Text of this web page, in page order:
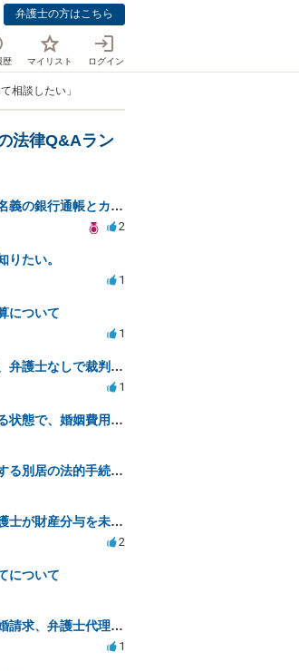
弁護士の方はこちら
歴 マイリスト ログイン
相談したい」
法律Q&Aラン
離婚後の元配偶者名義の銀行通帳とカードの処分方法について
2
りたい。
1
について
1
離婚調停不成立後、弁護士なしで裁判を進める方法は？
1
相手が退職している状態で、婚姻費用分担請求は可能でしょうか？
夫のモラハラに対する別居の法的手続き相談
法テラス経由の弁護士が財産分与を未解決のまま放置
2
について
健康被害による離婚請求、弁護士代理で迅速な手続き希望
1